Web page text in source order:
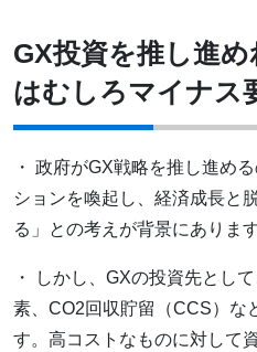
GX投資を推し進
はむしろマイナス
・ 政府がGX戦略を推し進め
ションを喚起し、経済成長と
る」との考えが背景にあります
・ しかし、GXの投資先とし
素、CO2回収貯留（CCS）な
す。高コストなものに対して